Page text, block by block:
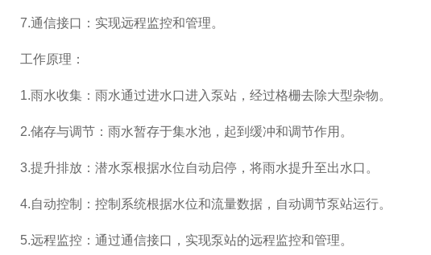
7.通信接口：实现远程监控和管理。
工作原理：
1.雨水收集：雨水通过进水口进入泵站，经过格栅去除大型杂物。
2.储存与调节：雨水暂存于集水池，起到缓冲和调节作用。
3.提升排放：潜水泵根据水位自动启停，将雨水提升至出水口。
4.自动控制：控制系统根据水位和流量数据，自动调节泵站运行。
5.远程监控：通过通信接口，实现泵站的远程监控和管理。